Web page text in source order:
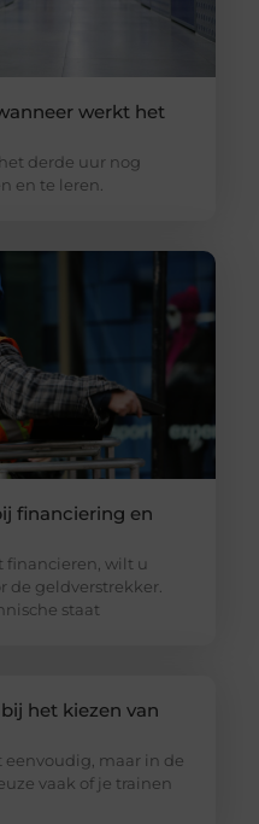
werkt het
derde uur nog
en te leren.
financiering en
financieren, wilt u
de geldverstrekker.
staat
het kiezen van
eenvoudig, maar in de
vaak of je trainen